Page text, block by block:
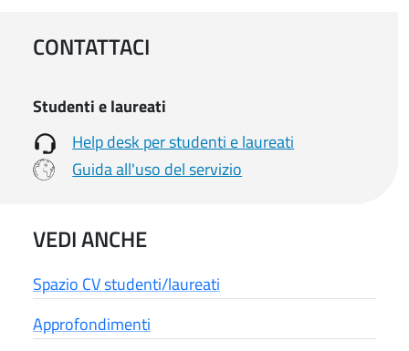
CONTATTACI
Studenti e laureati
Help desk per studenti e laureati
Guida all'uso del servizio
VEDI ANCHE
Spazio CV studenti/laureati
Approfondimenti